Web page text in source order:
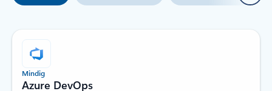
Mindig
Azure DevOps